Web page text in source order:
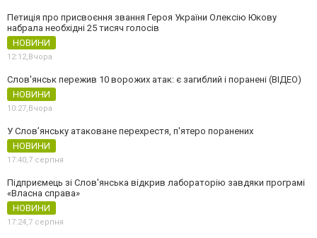
Петиція про присвоєння звання Героя України Олексію Юкову
набрала необхідні 25 тисяч голосів
НОВИНИ
12:12,Вчора
Слов'янськ пережив 10 ворожих атак: є загиблий і поранені (ВІДЕО)
НОВИНИ
10:27,Вчора
У Слов’янську атаковане перехрестя, п'ятеро поранених
НОВИНИ
17:40,7 серпня
Підприємець зі Слов'янська відкрив лабораторію завдяки програмі
«Власна справа»
НОВИНИ
17:24,7 серпня